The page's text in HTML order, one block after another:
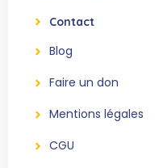
Contact
Blog
Faire un don
Mentions légales
CGU